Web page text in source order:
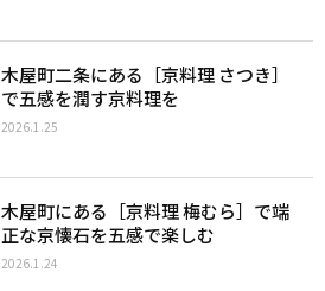
木屋町二条にある［京料理 さつき］
で五感を潤す京料理を
2026.1.25
木屋町にある［京料理 梅むら］で端
正な京懐石を五感で楽しむ
2026.1.24